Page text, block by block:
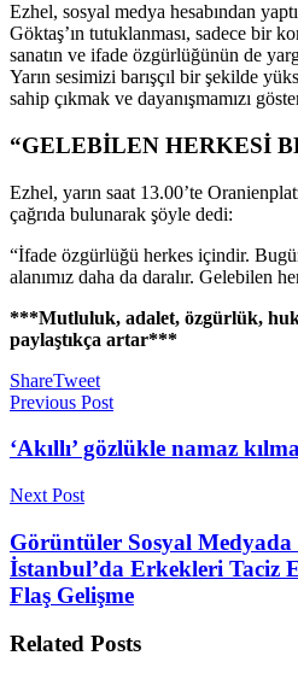
Ezhel, sosyal medya hesabından
Göktaş’ın tutuklanması, sadece bir
sanatın ve ifade özgürlüğünün de
Yarın sesimizi barışçıl bir şekilde
sahip çıkmak ve dayanışmamızı
“GELEBİLEN HERKESİ
Ezhel, yarın saat 13.00’te
çağrıda bulunarak şöyle dedi:
“İfade özgürlüğü herkes içindir.
alanımız daha da daralır. Gelebilen
***Mutluluk, adalet, özgürlük,
paylaştıkça artar***
ShareTweet
Previous Post
‘Akıllı’ gözlükle namaz
Next Post
Görüntüler Sosyal
İstanbul’da Erkekleri Taciz
Flaş Gelişme
Related Posts